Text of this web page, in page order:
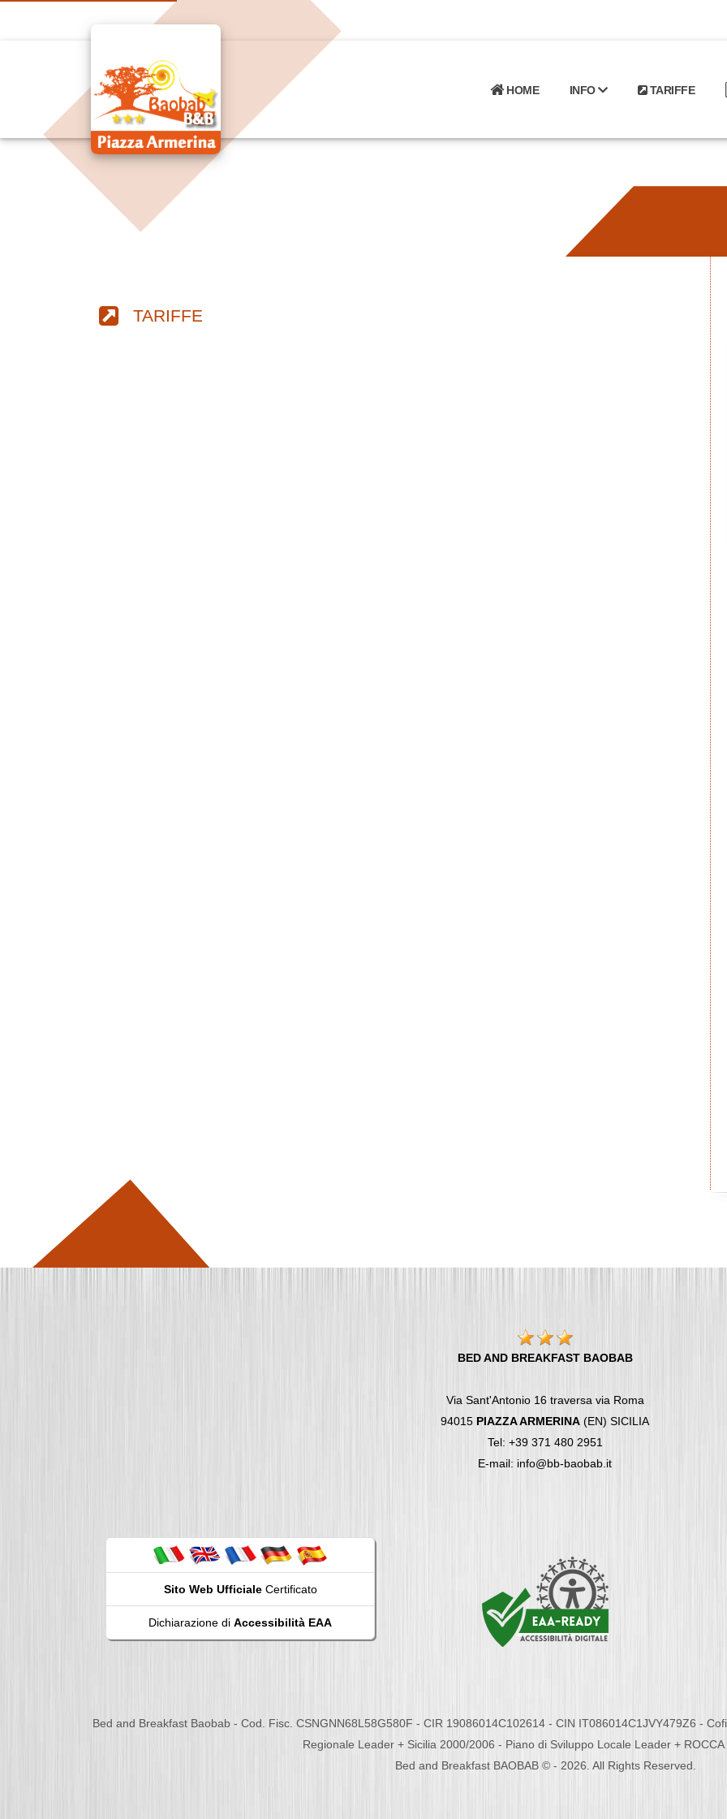
HOME INFO TARIFFE
TARIFFE
BED AND BREAKFAST BAOBAB
Via Sant'Antonio 16 traversa via Roma
94015 PIAZZA ARMERINA (EN) SICILIA
Tel: +39 371 480 2951
E-mail: info@bb-baobab.it
Sito Web UfficialeCertificato
Dichiarazione di Accessibilità EAA
Bed and Breakfast Baobab - Cod. Fisc. CSNGNN68L58G580F - CIR 19086014C102614 - CIN IT086014C1JVY479Z6 -
Regionale Leader + Sicilia 2000/2006 - Piano di Sviluppo Locale Leader + ROCCA
Bed and Breakfast BAOBAB © - 2026. All Rights Reserved.